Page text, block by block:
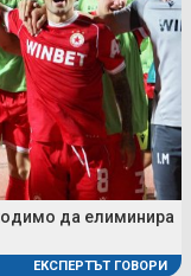
да елиминира
ЕКСПЕРТЪТ ГОВОРИ